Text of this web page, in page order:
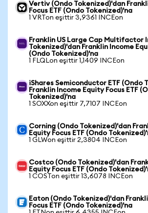
Vertiv (Ondo Tokenized)'dan
Focus ETF (Ondo Tokenized)'na
1 VRTon eşittir 3,9361 INCEon
Franklin US Large Cap Multifactor
Tokenized)'dan Franklin Income
(Ondo Tokenized)'na
1 FLQLon eşittir 1,1409 INCEon
iShares Semiconductor ETF (Ondo
Franklin Income Equity Focus ETF
Tokenized)'na
1 SOXXon eşittir 7,7107 INCEon
Corning (Ondo Tokenized)'dan
Equity Focus ETF (Ondo
1 GLWon eşittir 2,3804 INCEon
Costco (Ondo Tokenized)'dan
Equity Focus ETF (Ondo
1 COSTon eşittir 13,6078 INCEon
Eaton (Ondo Tokenized)'dan
Focus ETF (Ondo Tokenized)'na